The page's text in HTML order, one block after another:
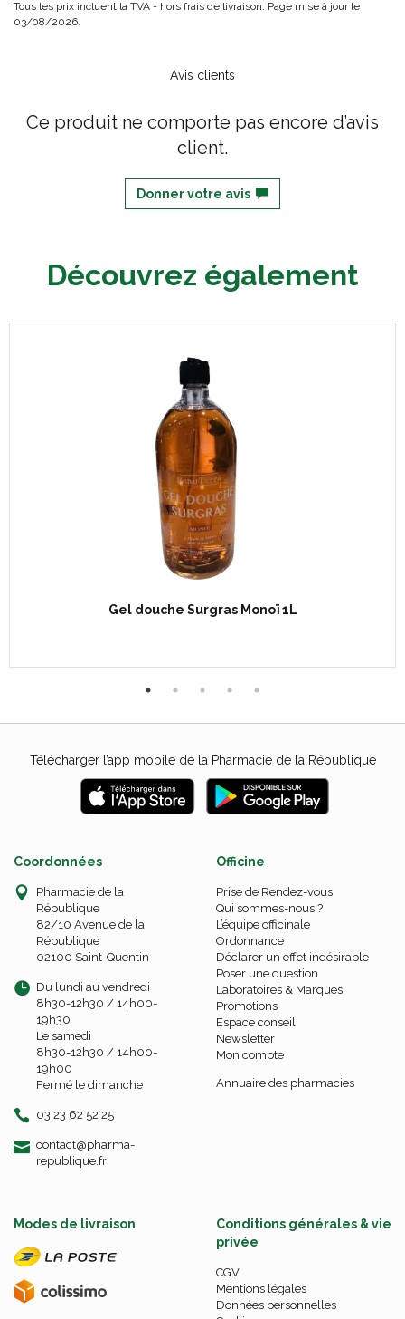
Tous les prix incluent la TVA - hors frais de livraison. Page mise à jour le
03/08/2026.
Avis clients
Ce produit ne comporte pas encore d’avis
client.
Donner votre avis
Découvrez également
Gel douche Surgras Monoï 1L
Télécharger l’app mobile de la Pharmacie de la République
Coordonnées
Pharmacie de la
République
82/10 Avenue de la
République
02100 Saint-Quentin
Du lundi au vendredi
8h30-12h30 / 14h00-
19h30
Le samedi
8h30-12h30 / 14h00-
19h00
Fermé le dimanche
03 23 62 52 25
contact-
@-
pharma-
republique.fr
Officine
Prise de Rendez-vous
Qui sommes-nous ?
L’équipe officinale
Ordonnance
Déclarer un effet indésirable
Poser une question
Laboratoires & Marques
Promotions
Espace conseil
Newsletter
Mon compte
Annuaire des pharmacies
Modes de livraison
Conditions générales & vie
privée
CGV
Mentions légales
Données personnelles